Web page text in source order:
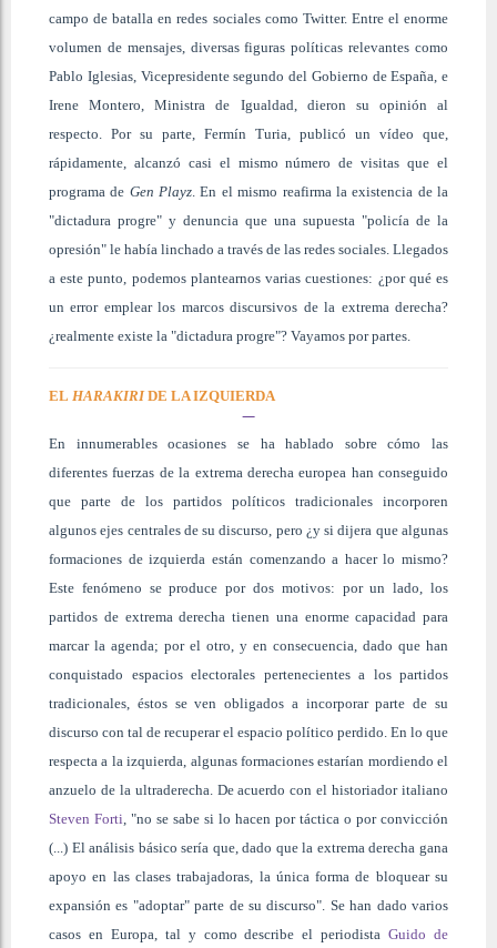
campo de batalla en redes sociales como Twitter. Entre el enorme
volumen de mensajes, diversas figuras políticas relevantes como
Pablo Iglesias, Vicepresidente segundo del Gobierno de España, e
Irene Montero, Ministra de Igualdad, dieron su opinión al
respecto. Por su parte, Fermín Turia, publicó un vídeo que,
rápidamente, alcanzó casi el mismo número de visitas que el
programa de Gen Playz . En el mismo reafirma la existencia de la
"dictadura progre" y denuncia que una supuesta "policía de la
opresión" le había linchado a través de las redes sociales. Llegados
a este punto, podemos plantearnos varias cuestiones: ¿por qué es
un error emplear los marcos discursivos de la extrema derecha?
¿realmente existe la "dictadura progre"? Vayamos por partes.
EL HARAKIRIDE LA IZQUIERDA
En innumerables ocasiones se ha hablado sobre cómo las
diferentes fuerzas de la extrema derecha europea han conseguido
que parte de los partidos políticos tradicionales incorporen
algunos ejes centrales de su discurso, pero ¿y si dijera que algunas
formaciones de izquierda están comenzando a hacer lo mismo?
Este fenómeno se produce por dos motivos: por un lado, los
partidos de extrema derecha tienen una enorme capacidad para
marcar la agenda; por el otro, y en consecuencia, dado que han
conquistado espacios electorales pertenecientes a los partidos
tradicionales, éstos se ven obligados a incorporar parte de su
discurso con tal de recuperar el espacio político perdido. En lo que
respecta a la izquierda, algunas formaciones estarían mordiendo el
anzuelo de la ultraderecha. De acuerdo con el historiador italiano
Steven Forti , "no se sabe si lo hacen por táctica o por convicción
(...) El análisis básico sería que, dado que la extrema derecha gana
apoyo en las clases trabajadoras, la única forma de bloquear su
expansión es "adoptar" parte de su discurso". Se han dado varios
casos en Europa, tal y como describe el periodistaGuido de